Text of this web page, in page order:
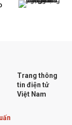
Trang thông
tin điện tử
Việt Nam